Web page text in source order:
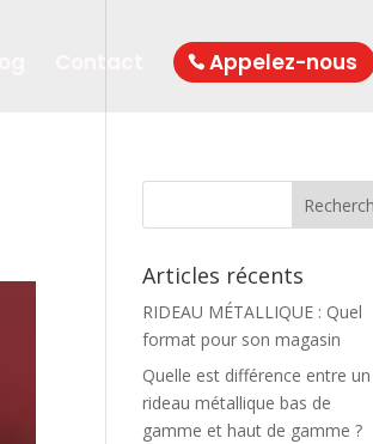
Appelez-nous
Articles récents
RIDEAU MÉTALLIQUE : Quel
format pour son magasin
Quelle est différence entre un
rideau métallique bas de
gamme et haut de gamme ?